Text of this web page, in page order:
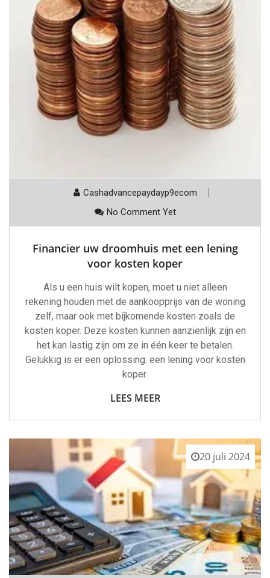
Cashadvancepaydayp9ecom
No Comment Yet
Financier uw droomhuis met een lening
voor kosten koper
Als u een huis wilt kopen, moet u niet alleen
rekening houden met de aankoopprijs van de woning
zelf, maar ook met bijkomende kosten zoals de
kosten koper. Deze kosten kunnen aanzienlijk zijn en
het kan lastig zijn om ze in één keer te betalen.
Gelukkig is er een oplossing: een lening voor kosten
koper.
LEES MEER
20 juli 2024